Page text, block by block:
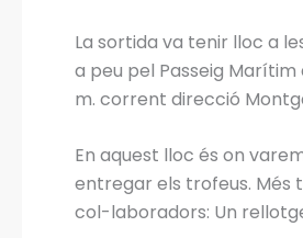
La sortida va tenir lloc a
a peu pel Passeig
m. corrent direcció
En aquest lloc és on
entregar els trofeus.
col-laboradors: Un